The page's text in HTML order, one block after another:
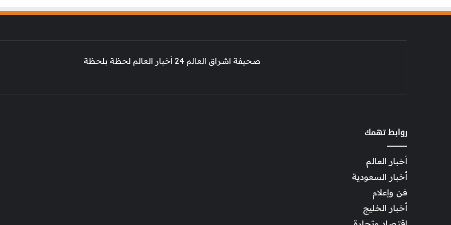
صحيفة اشراق العالم 24 أخبار العالم لحظة بلحظة
روابط تهمك
أخبار العالم
أخبار السعودية
فن وإعلام
أخبار الخليج